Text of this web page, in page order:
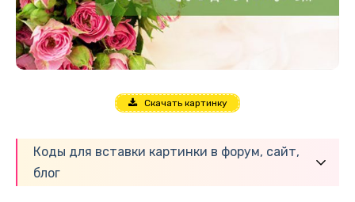
Скачать картинку
Коды для вставки картинки в форум, сайт,
блог